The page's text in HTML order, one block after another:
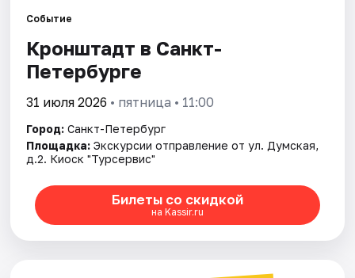
Событие
Кронштадт в Санкт-
Петербурге
31 июля 2026 • пятница • 11:00
Город: Санкт-Петербург
Площадка: Экскурсии отправление от ул. Думская,
д.2. Киоск "Турсервис"
Билеты со скидкой
на Kassir.ru